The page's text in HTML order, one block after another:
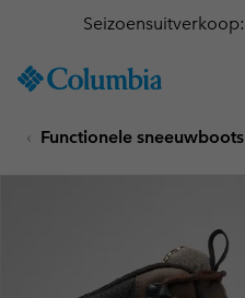
TO
SKIP
MAIN
SEARCH
Functionele sneeuwboots